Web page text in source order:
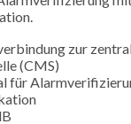
zur
(CMS)
für